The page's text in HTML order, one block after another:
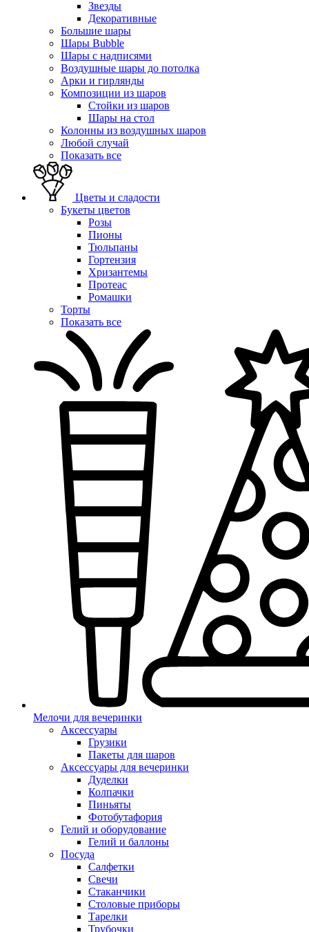
Звезды
Декоративные
Большие шары
Шары Bubble
Шары с надписями
Воздушные шары до потолка
Арки и гирлянды
Композиции из шаров
Стойки из шаров
Шары на стол
Колонны из воздушных шаров
Любой случай
Показать все
Цветы и сладости
Букеты цветов
Розы
Пионы
Тюльпаны
Гортензия
Хризантемы
Протеас
Ромашки
Торты
Показать все
Мелочи для вечеринки
Аксессуары
Грузики
Пакеты для шаров
Аксессуары для вечеринки
Дуделки
Колпачки
Пиньяты
Фотобутафория
Гелий и оборудование
Гелий и баллоны
Посуда
Салфетки
Свечи
Стаканчики
Столовые приборы
Тарелки
Трубочки